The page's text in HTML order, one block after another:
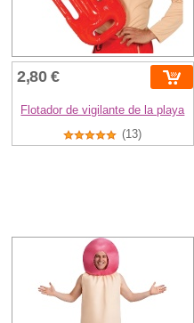
2,80 €
Flotador de vigilante de la playa
(13)